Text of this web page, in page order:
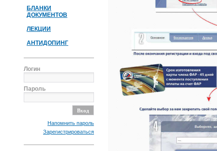
БЛАНКИ
ДОКУМЕНТОВ
ЛЕКЦИИ
АНТИДОПИНГ
Логин
Пароль
Напомнить пароль
Зарегистрироваться